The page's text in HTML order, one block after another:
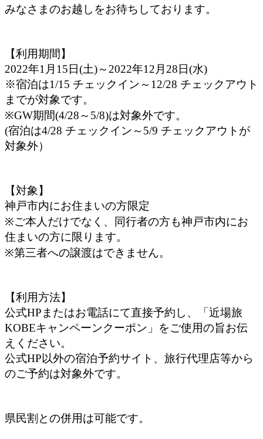
みなさまのお越しをお待ちしております。
【利用期間】
2022年1月15日(土)～2022年12月28日(水)
※宿泊は1/15 チェックイン～12/28 チェックアウト
までが対象です。
※GW期間(4/28～5/8)は対象外です。
(宿泊は4/28 チェックイン～5/9 チェックアウトが
対象外）
【対象】
神戸市内にお住まいの方限定
※ご本人だけでなく、同行者の方も神戸市内にお
住まいの方に限ります。
※第三者への譲渡はできません。
【利用方法】
公式HPまたはお電話にて直接予約し、「近場旅
KOBEキャンペーンクーポン」をご使用の旨お伝
えください。
公式HP以外の宿泊予約サイト、旅行代理店等から
のご予約は対象外です。
県民割との併用は可能です。